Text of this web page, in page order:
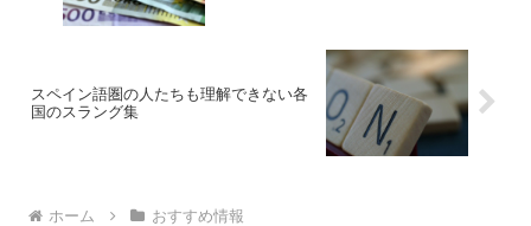
スペイン語圏の人たちも理解できない各
国のスラング集
ホーム おすすめ情報